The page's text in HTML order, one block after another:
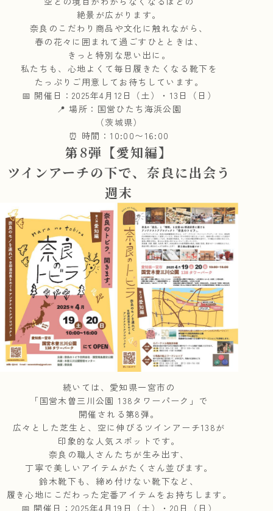
絶景が広がります。
奈良のこだわり商品や文化に触れながら、
春の花々に囲まれて過ごすひとときは、
きっと特別な思い出に。
私たちも、心地よくて毎日履きたくなる靴下を
たっぷりご用意してお待ちしています。
📅 開催日：2025年4月12日（土）・13日（日）
📍 場所：国営ひたち海浜公園
（茨城県）
⏰ 時間：10:00〜16:00
第8弾【愛知編】
ツインアーチの下で、奈良に出会う
週末
続いては、愛知県一宮市の
「国営木曽三川公園 138タワーパーク」で
開催される第8弾。
広々とした芝生と、空に伸びるツインアーチ138が
印象的な人気スポットです。
奈良の職人さんたちが生み出す、
丁寧で美しいアイテムがたくさん並びます。
鈴木靴下も、締め付けない靴下など、
履き心地にこだわった定番アイテムをお持ちします。
📅 開催日：2025年4月19日（土）・20日（日）